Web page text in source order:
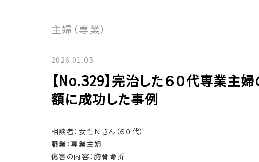
主婦（専業）
2026.01.05
【No.329】完治した６０代専業主
額に成功した事例
相談者：女性Ｎさん（６０代）
職業：専業主婦
傷害の内容：胸骨骨折